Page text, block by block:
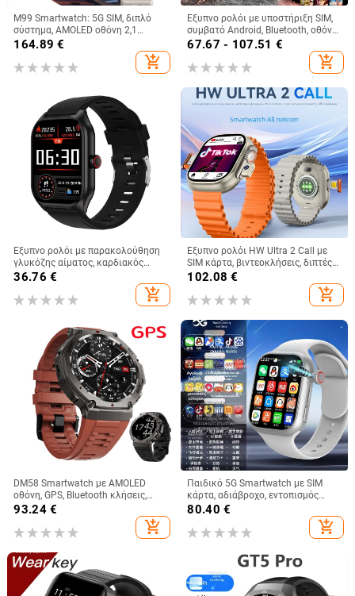
M99 Smartwatch: 5G SIM, διπλό
σύστημα, AMOLED οθόνη 2,1
ιντσών, οθόνη αφής, Bluetooth,
αρτηριακή πίεση, SpO2, NFC,
164.89 €
add_shopping_cart
Έξυπνο ρολόι με υποστήριξη SIM,
συμβατό Android, Bluetooth, οθόνη
IPS, μπαταρία 7–14 ημερών
67.67 - 107.51 €
add_shopping_cart
Έξυπνο ρολόι με παρακολούθηση
γλυκόζης αίματος, καρδιακός
ρυθμός, SpO2, οθόνη AMOLED,
διάρκεια μπαταρίας 7–14 ημερών
36.76 €
add_shopping_cart
Έξυπνο ρολόι HW Ultra 2 Call με
SIM κάρτα, βιντεοκλήσεις, διπτές
κάμερες μπροστά και πίσω,
εντοπισμό θέσης, οθόνη αφής
WeChat, ασύρματη φόρτιση
102.08 €
add_shopping_cart
DM58 Smartwatch με AMOLED
οθόνη, GPS, Bluetooth κλήσεις,
NFC, αδιάβροχο 5ATM
93.24€
add_shopping_cart
Παιδικό 5G Smartwatch με SIM
κάρτα, αδιάβροχο, εντοπισμός
θέσης, κάμερα, μετρητής βημάτων,
80.40 €
add_shopping_cart